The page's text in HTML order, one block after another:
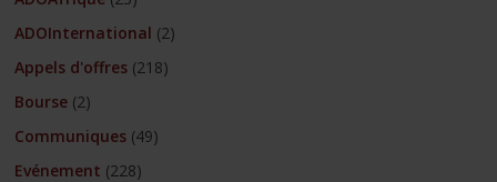
ADOInternational (2)
Appels d'offres (218)
Bourse (2)
Communiques (49)
Evénement (228)